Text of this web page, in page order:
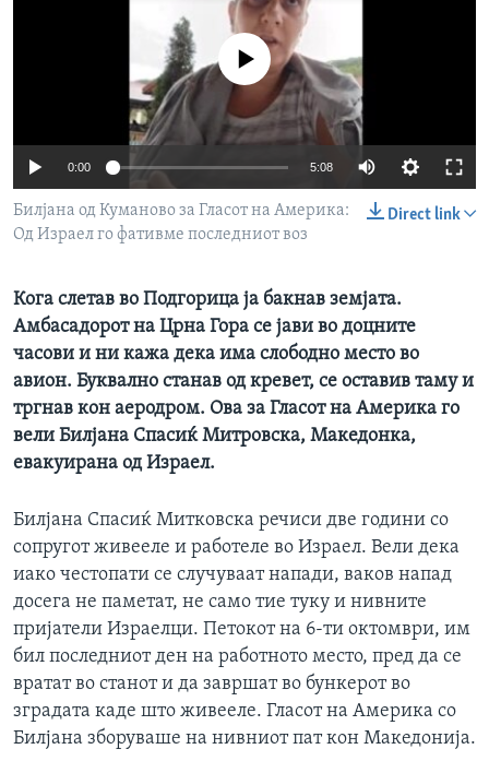
No media source currently available
0:00 5:08
Direct link
Билјана од Куманово за Гласот на Америка:
Од Израел го фативме последниот воз
Кога слетав во Подгорица ја бакнав земјата.
Амбасадорот на Црна Гора се јави во доцните
часови и ни кажа дека има слободно место во
авион. Буквално станав од кревет, се оставив таму и
тргнав кон аеродром. Ова за Гласот на Америка го
вели Билјана Спасиќ Митровска, Македонка,
евакуирана од Израел.
Билјана Спасиќ Митковска речиси две години со
сопругот живееле и работеле во Израел. Вели дека
иако честопати се случуваат напади, ваков напад
досега не паметат, не само тие туку и нивните
пријатели Израелци. Петокот на 6-ти октомври, им
бил последниот ден на работното место, пред да се
вратат во станот и да завршат во бункерот во
зградата каде што живееле. Гласот на Америка со
Билјана зборуваше на нивниот пат кон Македонија.